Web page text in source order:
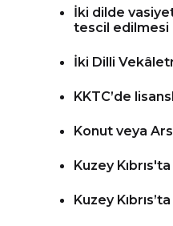
İki dilde
tescil edilmesi
İki Dilli
KKTC’de
Konut veya
Kuzey
Kuzey